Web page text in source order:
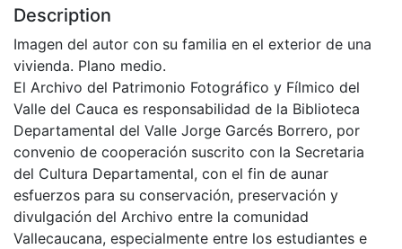
Description
Imagen del autor con su familia en el exterior de una
vivienda. Plano medio.
El Archivo del Patrimonio Fotográfico y Fílmico del
Valle del Cauca es responsabilidad de la Biblioteca
Departamental del Valle Jorge Garcés Borrero, por
convenio de cooperación suscrito con la Secretaria
del Cultura Departamental, con el fin de aunar
esfuerzos para su conservación, preservación y
divulgación del Archivo entre la comunidad
Vallecaucana, especialmente entre los estudiantes e